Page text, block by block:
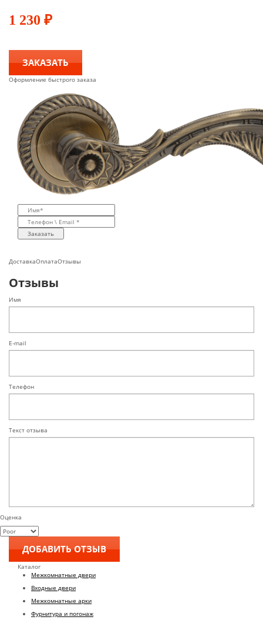
1 230 ₽
ЗАКАЗАТЬ
Оформление быстрого заказа
Заказать
ДоставкаОплатаОтзывы
Отзывы
Имя
E-mail
Телефон
Текст отзыва
Оценка
Каталог
Межкомнатные двери
Входные двери
Межкомнатные арки
Фурнитура и погонаж